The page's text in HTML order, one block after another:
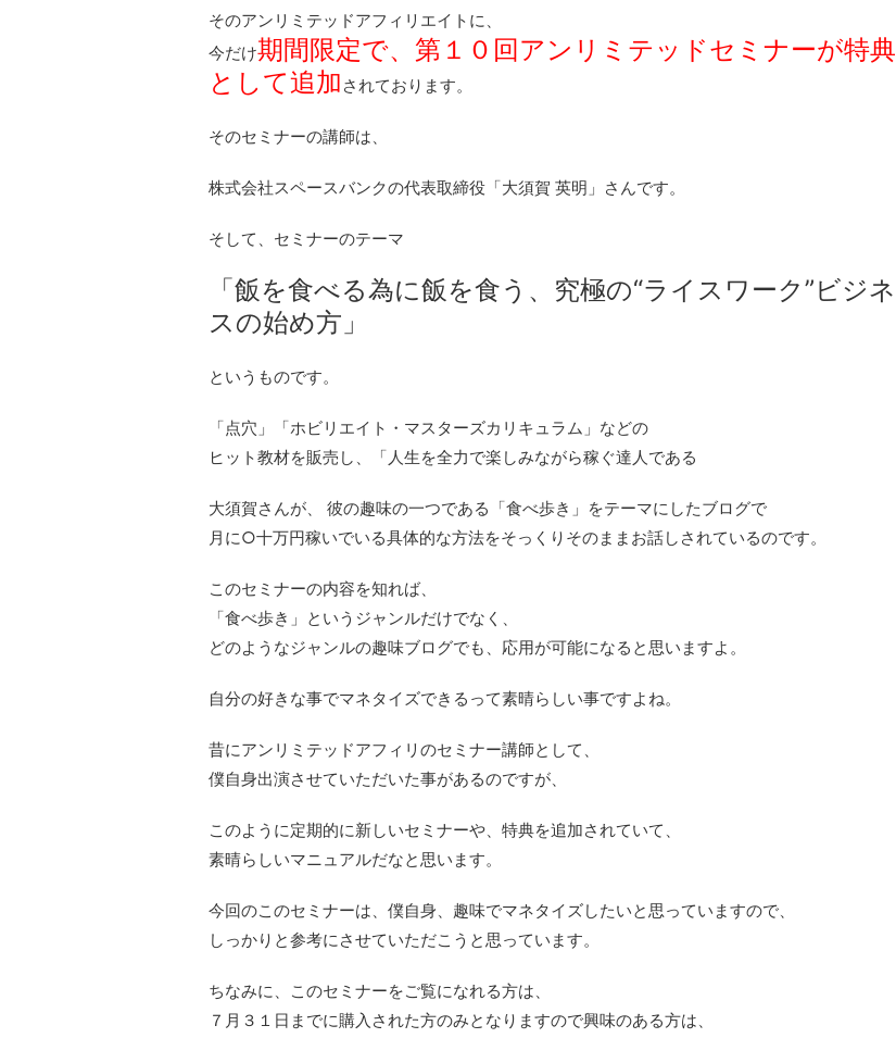
そのアンリミテッドアフィリエイトに、
今だけ期間限定で、第１０回アンリミテッドセミナーが特典
として追加 されております。
そのセミナーの講師は、
株式会社スペースバンクの代表取締役「大須賀 英明」さんです。
そして、セミナーのテーマ
「飯を食べる為に飯を食う、究極の“ライスワーク”ビジネ
スの始め方」
というものです。
「点穴」「ホビリエイト・マスターズカリキュラム」などの
ヒット教材を販売し、「人生を全力で楽しみながら稼ぐ達人である
大須賀さんが、 彼の趣味の一つである「食べ歩き」をテーマにしたブログで
月に○十万円稼いでいる具体的な方法をそっくりそのままお話しされているのです。
このセミナーの内容を知れば、
「食べ歩き」というジャンルだけでなく、
どのようなジャンルの趣味ブログでも、応用が可能になると思いますよ。
自分の好きな事でマネタイズできるって素晴らしい事ですよね。
昔にアンリミテッドアフィリのセミナー講師として、
僕自身出演させていただいた事があるのですが、
このように定期的に新しいセミナーや、特典を追加されていて、
素晴らしいマニュアルだなと思います。
今回のこのセミナーは、僕自身、趣味でマネタイズしたいと思っていますので、
しっかりと参考にさせていただこうと思っています。
ちなみに、このセミナーをご覧になれる方は、
７月３１日までに購入された方のみとなりますので興味のある方は、